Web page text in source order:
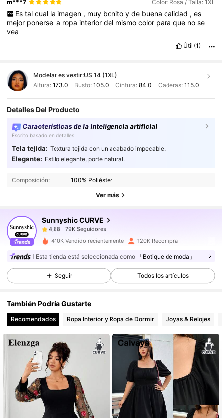
m***7 Color: Rosa / Talla: 1XL
Es tal cual la imagen , muy bonito y de buena calidad , es
mejor ponerse la ropa interiordel mismocolor paraque nose
vea
Útil (1)
Modelar es vestir:US 14 (1XL)
Altura: 173.0 Busto:105.0 Cintura: 84.0 Caderas: 115.0
Detalles Del Producto
Características de la inteligencia artificial
Escrito basado en detalles
Tela tejida: Textura tejida con un acabado impecable.
Elegante: Estilo elegante, porte natural.
Composición: 100% Poliéster
Ver más
Sunnyshic CURVE
4,88 79K Seguidores
4,88
79K Seguidores
n***8pagóHace 1 día
4,88 79K Seguidores
4,88 79K Seguidores
4,88 79K Seguidores
4,88 79K Seguidores
410K Vendido recientemente 120K Recompra
Esta tienda está seleccionada como 「Botique de moda」
Seguir Todos los artículos
También Podría Gustarte
Recomendados Ropa Interior y Ropa de Dormir Joyas & Relojes